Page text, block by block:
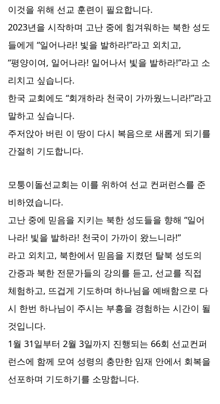
이것을 위해 선교 훈련이 필요합니다.
2023년을 시작하며 고난 중에 힘겨워하는 북한 성도
들에게 “일어나라! 빛을 발하라!”라고 외치고,
“평양이여, 일어나라! 일어나서 빛을 발하라!”라고 소
리치고 싶습니다.
한국 교회에도 “회개하라 천국이 가까웠느니라!”라고
말하고 싶습니다.
주저앉아 버린 이 땅이 다시 복음으로 새롭게 되기를
간절히 기도합니다.
모퉁이돌선교회는 이를 위하여 선교 컨퍼런스를 준
비하였습니다.
고난 중에 믿음을 지키는 북한 성도들을 향해 “일어
나라! 빛을 발하라! 천국이 가까이 왔느니라!”
라고 외치고, 북한에서 믿음을 지켰던 탈북 성도의
간증과 북한 전문가들의 강의를 듣고, 선교를 직접
체험하고, 뜨겁게 기도하며 하나님을 예배함으로 다
시 한번 하나님이 주시는 부흥을 경험하는 시간이 될
것입니다.
1월 31일부터 2월 3일까지 진행되는 66회 선교컨퍼
런스에 함께 모여 성령의 충만한 임재 안에서 회복을
선포하며 기도하기를 소망합니다.